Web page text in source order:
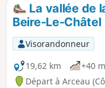
La vallée de
Beire-Le-Châtel
Visorandonneur
19,62 km
+40 m
Départ à Arceau